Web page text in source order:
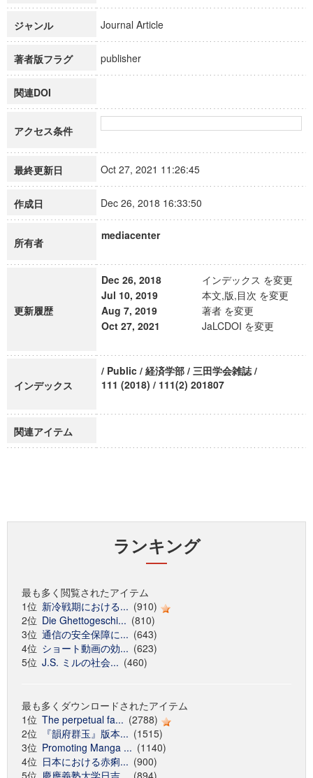
ジャンル Journal Article
著者版フラグ publisher
関連DOI
アクセス条件
最終更新日 Oct 27, 2021 11:26:45
作成日 Dec 26, 2018 16:33:50
所有者
mediacenter
更新履歴
Dec 26, 2018
インデックス を変更
Jul 10, 2019
本文,版,目次 を変更
Aug 7, 2019
著者 を変更
Oct 27, 2021
JaLCDOI を変更
インデックス
/ Public / 経済学部 / 三田学会雑誌 /
111 (2018) / 111(2) 201807
関連アイテム
ランキング
最も多く閲覧されたアイテム
1位 新冷戦期における... (910)
2位 Die Ghettogeschi... (810)
3位 通信の安全保障に... (643)
4位 ショート動画の効... (623)
5位 J.S. ミルの社会... (460)
最も多くダウンロードされたアイテム
1位 The perpetual fa... (2788)
2位
『韻府群玉』版本... (1515)
3位 Promoting Manga ... (1140)
4位 日本における赤痢... (900)
5位 慶應義塾大学日吉... (894)